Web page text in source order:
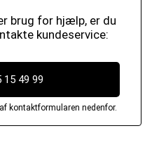
brug for hjælp, er du
kundeservice:
15 49 99
kontaktformularen nedenfor.